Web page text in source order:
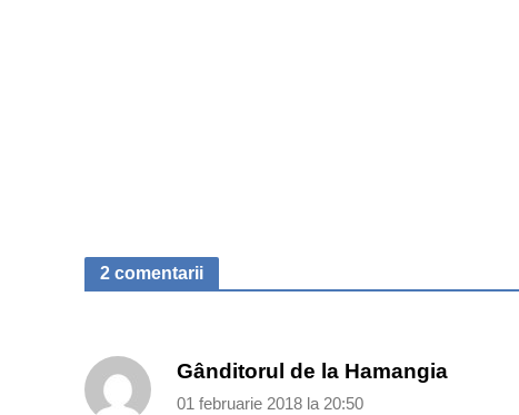
2 comentarii
Gânditorul de la Hamangia
01 februarie 2018 la 20:50